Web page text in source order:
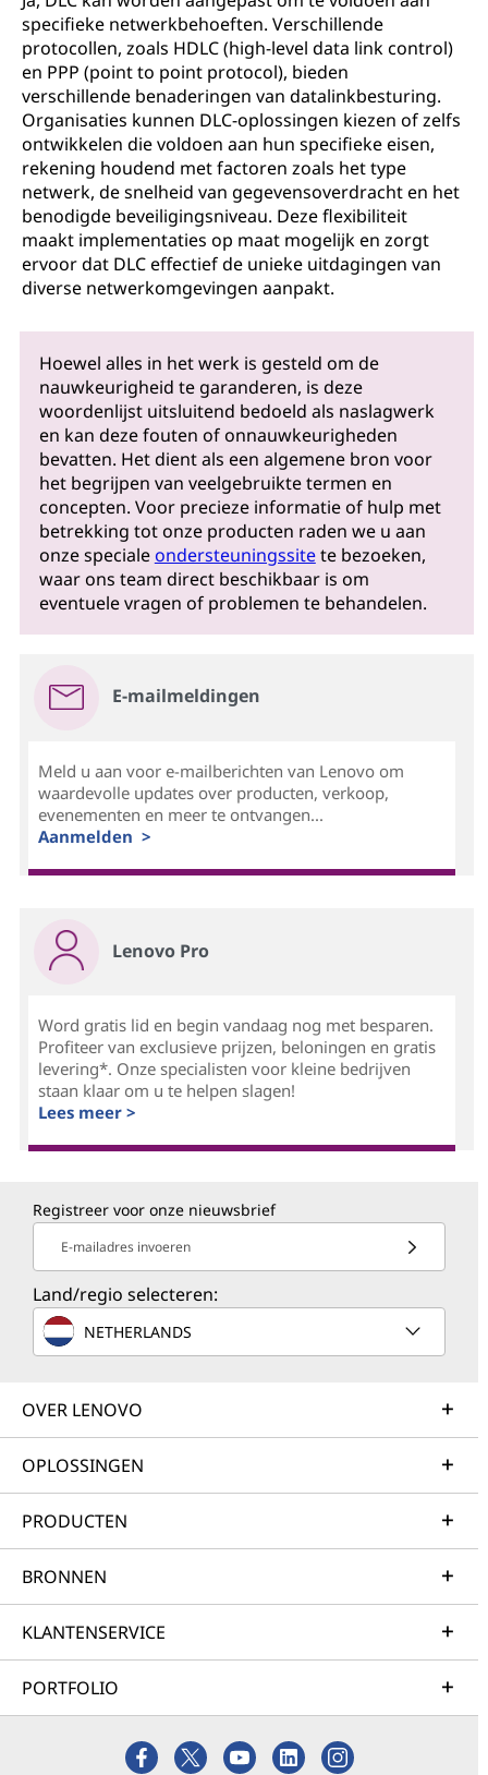
specifieke netwerkbehoeften. Verschillende
protocollen, zoals HDLC (high-level data link control)
en PPP (point to point protocol), bieden
verschillende benaderingen van datalinkbesturing.
Organisaties kunnen DLC-oplossingen kiezen of zelfs
ontwikkelen die voldoen aan hun specifieke eisen,
rekening houdend met factoren zoals het type
netwerk, de snelheid van gegevensoverdracht en het
benodigde beveiligingsniveau. Deze flexibiliteit
maakt implementaties op maat mogelijk en zorgt
ervoor dat DLC effectief de unieke uitdagingen van
diverse netwerkomgevingen aanpakt.
Hoewel alles in het werk is gesteld om de
nauwkeurigheid te garanderen, is deze
woordenlijst uitsluitend bedoeld als naslagwerk
en kan deze fouten of onnauwkeurigheden
bevatten. Het dient als een algemene bron voor
het begrijpen van veelgebruikte termen en
concepten. Voor precieze informatie of hulp met
betrekking tot onze producten raden we u aan
onze specialeondersteuningssitete bezoeken,
waar ons team direct beschikbaar is om
eventuele vragen of problemen te behandelen.
E-mailmeldingen
Meld u aan voor e-mailberichten van Lenovo om
waardevolle updates over producten, verkoop,
evenementen en meer te ontvangen...
Aanmelden >
Lenovo Pro
Word gratis lid en begin vandaag nog met besparen.
Profiteer van exclusieve prijzen, beloningen en gratis
levering*. Onze specialisten voor kleine bedrijven
staan klaar om u te helpen slagen!
Lees meer >
Registreer voor onze nieuwsbrief
E-mailadres invoeren
Land/regio selecteren:
NETHERLANDS
OVER LENOVO
OPLOSSINGEN
PRODUCTEN
BRONNEN
KLANTENSERVICE
PORTFOLIO